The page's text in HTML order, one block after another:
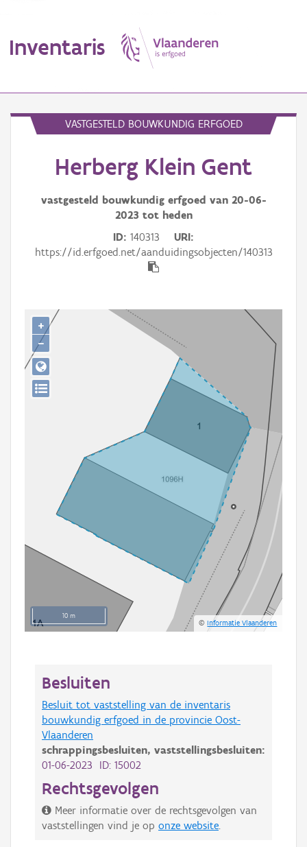
Inventaris
Erfgoedobject
Aanduidingsobject
Thema
Persoon of collectief
Downloads
Hergebruik
VASTGESTELD BOUWKUNDIG ERFGOED
Herberg Klein Gent
vastgesteld bouwkundig erfgoed van 20-06-
2023 tot heden
ID 140313
URI
https://id.erfgoed.net/aanduidingsobjecten/140313
10 m
©Informatie Vlaanderen
+
−
Besluiten
Besluit tot vaststelling van de inventaris
bouwkundig erfgoed in de provincie Oost-
Vlaanderen
schrappingsbesluiten, vaststellingsbesluiten:
01-06-2023 ID: 15002
Rechtsgevolgen
Meer informatie over de rechtsgevolgen van
vaststellingen vind je op onze website